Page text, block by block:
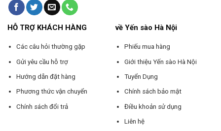
HỖ TRỢ KHÁCH HÀNG
Các câu hỏi thường gặp
Gửi yêu cầu hỗ trợ
Hướng dẫn đặt hàng
Phương thức vận chuyển
Chính sách đổi trả
về Yến sào Hà Nội
Phiếu mua hàng
Giới thiệu Yến sào Hà Nội
Tuyển Dụng
Chính sách bảo mật
Điều khoản sử dụng
Liên hệ